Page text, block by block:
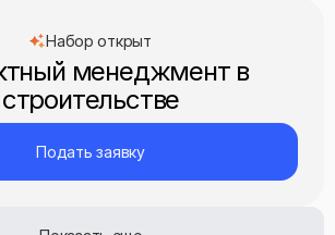
менеджмент в
строительстве
Набор открыт
Подать заявку